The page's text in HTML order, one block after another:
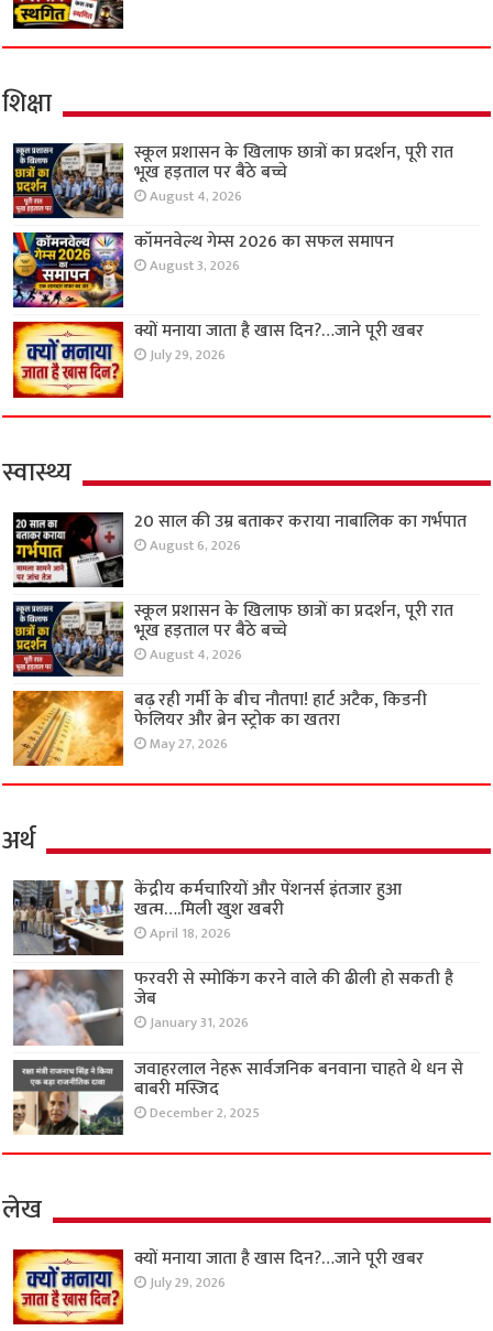
शिक्षा
स्कूल प्रशासन के खिलाफ छात्रों का प्रदर्शन, पूरी रात
भूख हड़ताल पर बैठे बच्चे
August 4, 2026
कॉमनवेल्थ गेम्स 2026 का सफल समापन
August 3, 2026
क्यों मनाया जाता है खास दिन?…जाने पूरी खबर
July 29, 2026
स्वास्थ्य
20 साल की उम्र बताकर कराया नाबालिक का गर्भपात
August 6, 2026
स्कूल प्रशासन के खिलाफ छात्रों का प्रदर्शन, पूरी रात
भूख हड़ताल पर बैठे बच्चे
August 4, 2026
बढ़ रही गर्मी के बीच नौतपा! हार्ट अटैक, किडनी
फेलियर और ब्रेन स्ट्रोक का खतरा
May 27, 2026
अर्थ
केंद्रीय कर्मचारियों और पेंशनर्स इंतजार हुआ
खत्म….मिली खुश खबरी
April 18, 2026
फरवरी से स्मोकिंग करने वाले की ढीली हो सकती है
जेब
January 31, 2026
जवाहरलाल नेहरू सार्वजनिक बनवाना चाहते थे धन से
बाबरी मस्जिद
December 2, 2025
लेख
क्यों मनाया जाता है खास दिन?…जाने पूरी खबर
July 29, 2026